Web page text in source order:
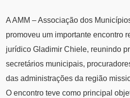
A AMM – Associação dos
promoveu um importante encontro
jurídico Gladimir Chiele, reunindo
secretários municipais,
das administrações da região
O encontro teve como principal